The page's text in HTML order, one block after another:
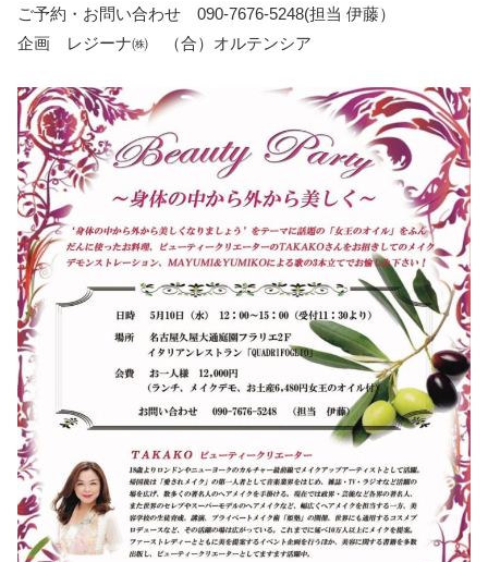
ご予約・お問い合わせ 090-7676-5248(担当 伊藤）
企画 レジーナ㈱ （合）オルテンシア